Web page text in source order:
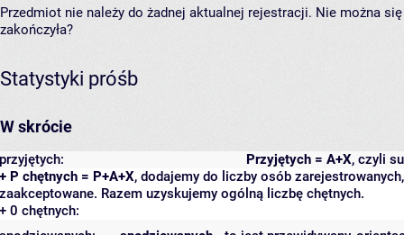
Przedmiot nie należy do żadnej aktualnej rejestracji. Nie można
zakończyła?
Statystyki próśb
W skrócie
Przyjętych = A+X, czyli
przyjętych:
+ P chętnych = P+A+X, dodajemy do liczby osób
zaakceptowane. Razem uzyskujemy ogólną liczbę chętnych.
+ 0 chętnych: